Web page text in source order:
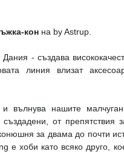
кон на by Astrup.
- създава
линия влизат
вълнува нашите
от препятствия
за двама до почти
е хоби като всяко друго,